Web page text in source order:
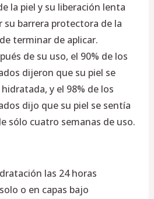
la piel y su liberación lenta
su barrera protectora de la
terminar de aplicar.
de su uso, el 90% de los
dijeron que su piel se
y el 98% de los
dijo que su piel se sentía
sólo cuatro semanas de uso.
las 24 horas
o en capas bajo